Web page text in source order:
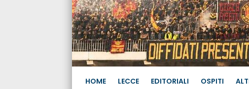
HOME LECCE EDITORIALI OSPITI